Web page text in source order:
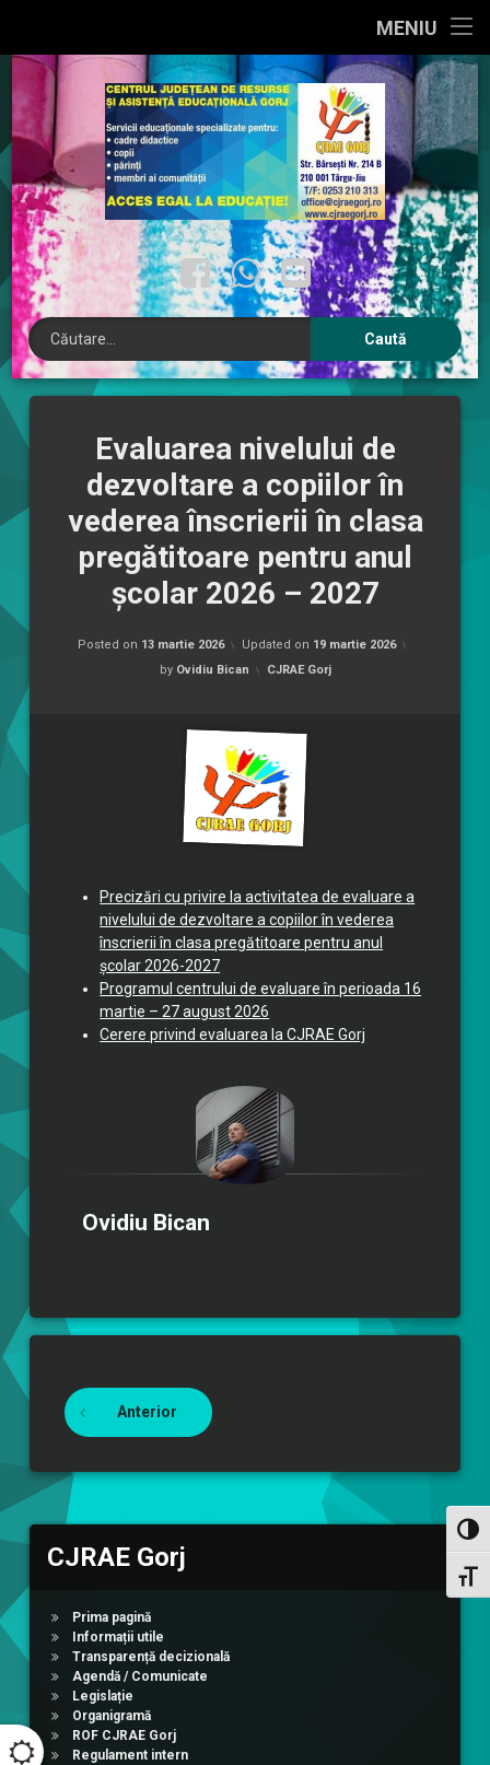
MENIU
DESPRE NOI
INTERES PUBLIC
INTEGRITATE INSTITUȚIONALĂ
CONTACT
Sari
la
conținut
FacebookWhatsApp
Email
Evaluarea nivelului de
dezvoltare a copiilor în
vederea înscrierii în clasa
pregătitoare pentru anul
școlar 2026 – 2027
Posted on 13 martie 2026 Updated on 19 martie 2026
by Ovidiu Bican Categorii:
CJRAE Gorj
Precizări cu privire la activitatea de evaluare a
nivelului de dezvoltare a copiilor în vederea
înscrierii în clasa pregătitoare pentru anul
școlar 2026-2027
Programul centrului de evaluare în perioada 16
martie – 27 august 2026
Cerere privind evaluarea la CJRAE Gorj
Ovidiu Bican
Anterior
CJRAE Gorj
Prima pagină
Informații utile
Transparență decizională
Agendă / Comunicate
Legislație
Organigramă
ROF CJRAE Gorj
Regulament intern